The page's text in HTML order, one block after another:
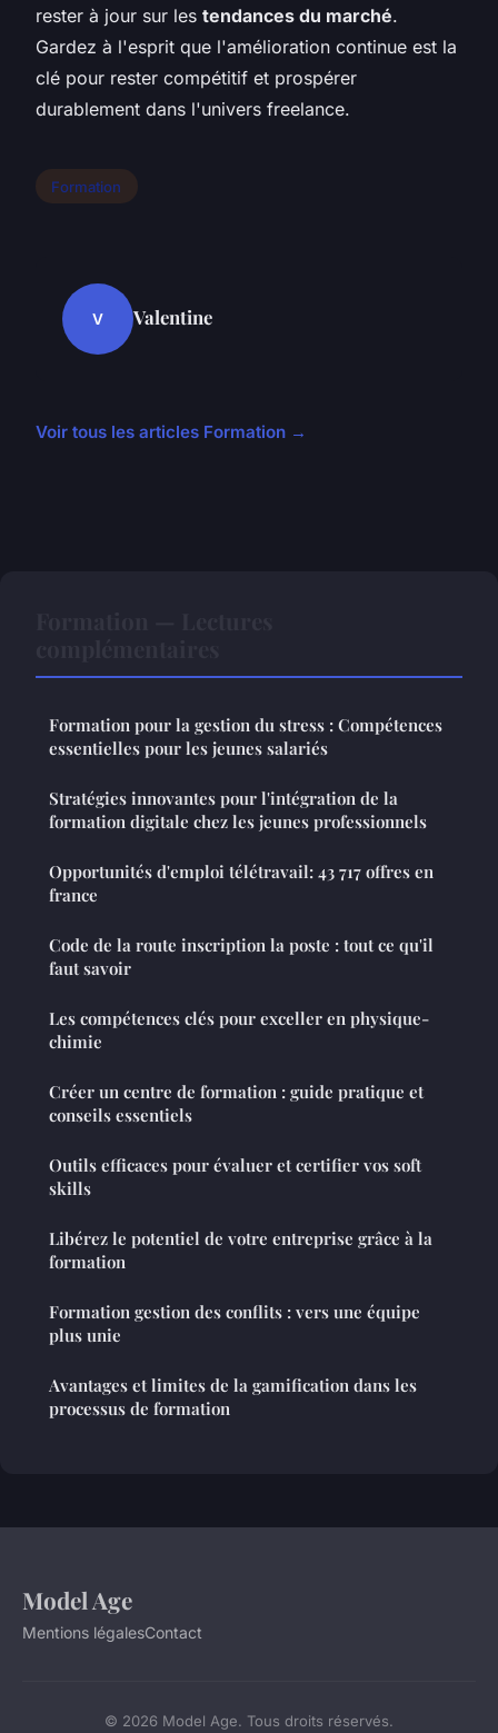
rester à jour sur les tendances du marché.
Gardez à l'esprit que l'amélioration continue est la
clé pour rester compétitif et prospérer
durablement dans l'univers freelance.
Formation
V Valentine
Voir tous les articles Formation →
Formation pour la gestion du stress : Compétences
essentielles pour les jeunes salariés
Stratégies innovantes pour l'intégration de la
formation digitale chez les jeunes professionnels
Opportunités d'emploi télétravail: 43 717 offres en
france
Code de la route inscription la poste : tout ce qu'il
faut savoir
Les compétences clés pour exceller en physique-
chimie
Créer un centre de formation : guide pratique et
conseils essentiels
Outils efficaces pour évaluer et certifier vos soft
skills
Libérez le potentiel de votre entreprise grâce à la
formation
Formation gestion des conflits : vers une équipe
plus unie
Avantages et limites de la gamification dans les
processus de formation
Model Age
Mentions légalesContact
© 2026 Model Age. Tous droits réservés.